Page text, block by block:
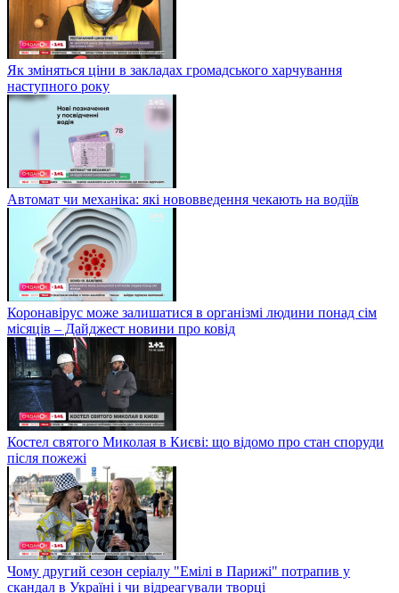
Як зміняться ціни в закладах громадського харчування
наступного року
Автомат чи механіка: які нововведення чекають на водіїв
Коронавірус може залишатися в організмі людини понад сім
місяців – Дайджест новини про ковід
Костел святого Миколая в Києві: що відомо про стан споруди
після пожежі
Чому другий сезон серіалу "Емілі в Парижі" потрапив у
скандал в Україні і чи відреагували творці